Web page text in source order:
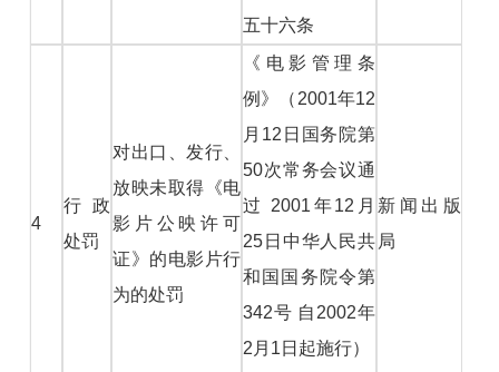
五十六条
4
行政
处罚
对出口、发行、
放映未取得《电
影片公映许可
证》的电影片行
为的处罚
《电影管理条
例》（2001年12
月12日国务院第
50次常务会议通
过 2001年12月
25日中华人民共
和国国务院令第
342号 自2002年
2月1日起施行）
新闻出版
局